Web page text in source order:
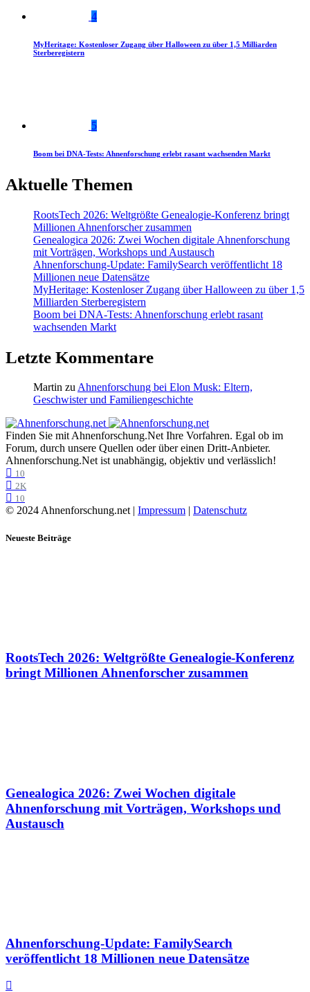
4
MyHeritage: Kostenloser Zugang über Halloween zu über 1,5 Milliarden
Sterberegistern
5
Boom bei DNA-Tests: Ahnenforschung erlebt rasant wachsenden Markt
Aktuelle Themen
RootsTech 2026: Weltgrößte Genealogie-Konferenz bringt
Millionen Ahnenforscher zusammen
Genealogica 2026: Zwei Wochen digitale Ahnenforschung
mit Vorträgen, Workshops und Austausch
Ahnenforschung-Update: FamilySearch veröffentlicht 18
Millionen neue Datensätze
MyHeritage: Kostenloser Zugang über Halloween zu über 1,5
Milliarden Sterberegistern
Boom bei DNA-Tests: Ahnenforschung erlebt rasant
wachsenden Markt
Letzte Kommentare
Martin zu Ahnenforschung bei Elon Musk: Eltern,
Geschwister und Familiengeschichte
Finden Sie mit Ahnenforschung.Net Ihre Vorfahren. Egal ob im
Forum, durch unsere Quellen oder über einen Dritt-Anbieter.
Ahnenforschung.Net ist unabhängig, objektiv und verlässlich!
10
2K
10
© 2024 Ahnenforschung.net | Impressum | Datenschutz
Neueste Beiträge
RootsTech 2026: Weltgrößte Genealogie-Konferenz
bringt Millionen Ahnenforscher zusammen
Genealogica 2026: Zwei Wochen digitale
Ahnenforschung mit Vorträgen, Workshops und
Austausch
Ahnenforschung-Update: FamilySearch
veröffentlicht 18 Millionen neue Datensätze